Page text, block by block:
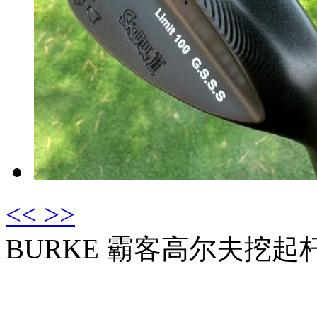
<< >>
BURKE 霸客高尔夫挖起